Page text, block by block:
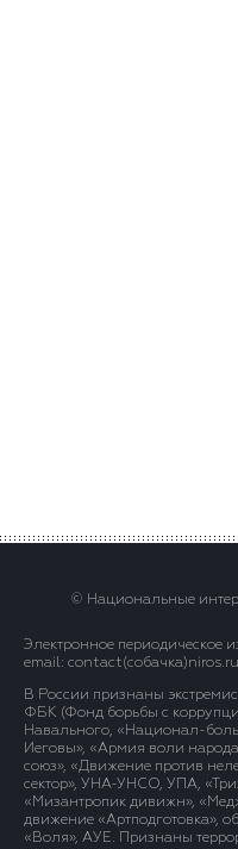
© Национальные
Электронное периодическое
email: contact(сoбaчка)niros.ru
В России признаны
ФБК (Фонд борьбы с
Навального, «Национал-
Иеговы», «Армия воли
союз», «Движение против
сектор», УНА-УНСО, УПА,
«Мизантропик дивижн»,
движение «Артподготовка»,
«Воля», АУЕ. Признаны